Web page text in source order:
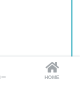
ー HOME